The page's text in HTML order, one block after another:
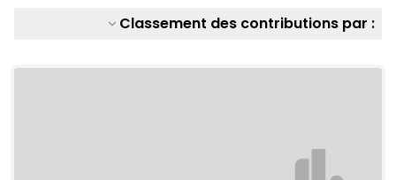
Classement des contributions par :